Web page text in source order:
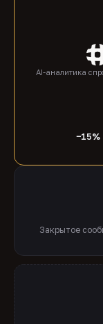
AI-аналитика
−15%
Закрытое